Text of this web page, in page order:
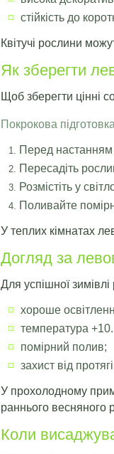
стійкість до
Квітучі рослини
Як зберегти
Щоб зберегти цінні
Покрокова
Перед настанням
Пересадіть
Розмістіть у
Поливайте
У теплих кімнатах
Догляд за
Для успішної зимівлі
хороше
температура
помірний полив;
захист від
У прохолодному
раннього весняного
Коли